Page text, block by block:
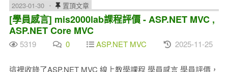
2023-01-30 置頂文章
[學員感言] mis2000lab課程評價 - ASP.NET MVC ,
ASP.NET Core MVC
5319 0 ASP.NET MVC 2025-11-25
這裡收錄了ASP.NET MVC 線上教學課程 學員感言 學員評價，